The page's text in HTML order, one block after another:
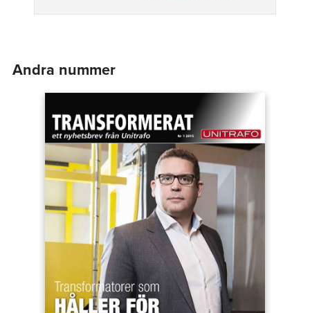
Andra nummer